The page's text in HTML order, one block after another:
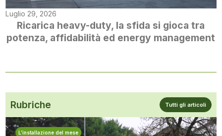
Luglio 29, 2026
Ricarica heavy-duty, la sfida si gioca tra
potenza, affidabilità ed energy management
Rubriche Tutti gli articoli
L’installazione del mese